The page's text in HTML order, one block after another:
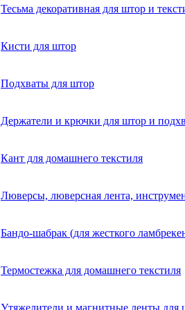
Тесьма декоративная для штор и
Кисти для штор
Подхваты для штор
Держатели и крючки для штор и
Кант для домашнего текстиля
Люверсы, люверсная лента,
Бандо-шабрак (для жесткого
Термостежка для домашнего текстиля
Утяжелители и магнитные ленты для